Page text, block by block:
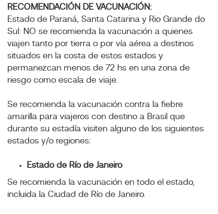
RECOMENDACIÓN DE VACUNACIÓN:
Estado de Paraná, Santa Catarina y Rio Grande do
Sul: NO se recomienda la vacunación a quienes
viajen tanto por tierra o por vía aérea a destinos
situados en la costa de estos estados y
permanezcan menos de 72 hs en una zona de
riesgo como escala de viaje.
Se recomienda la vacunación contra la fiebre
amarilla para viajeros con destino a Brasil que
durante su estadía visiten alguno de los siguientes
estados y/o regiones:
Estado de Río de Janeiro
Se recomienda la vacunación en todo el estado,
incluida la Ciudad de Río de Janeiro.